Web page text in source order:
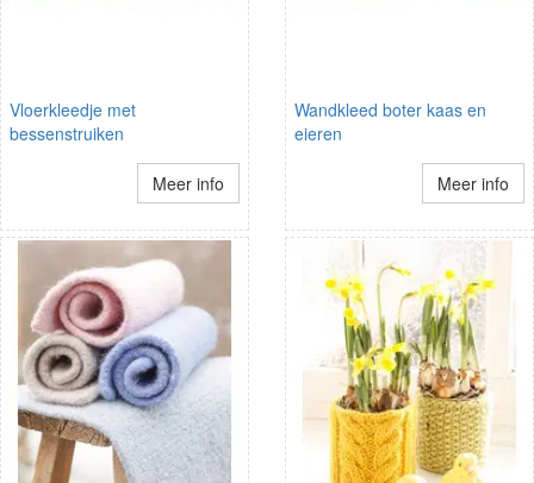
Vloerkleedje met
bessenstruiken
Meer info
Wandkleed boter kaas en
eieren
Meer info